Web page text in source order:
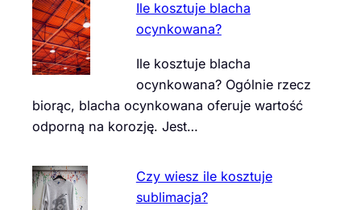
Ile kosztuje blacha
ocynkowana?
Ile kosztuje blacha
ocynkowana? Ogólnie rzecz
biorąc, blacha ocynkowana oferuje wartość
odporną na korozję. Jest…
Czy wiesz ile kosztuje
sublimacja?